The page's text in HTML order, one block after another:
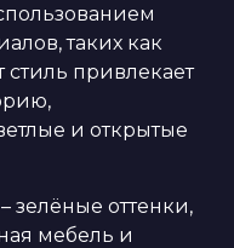
таких как
стиль привлекает
и открытые
– зелёные оттенки,
мебель и